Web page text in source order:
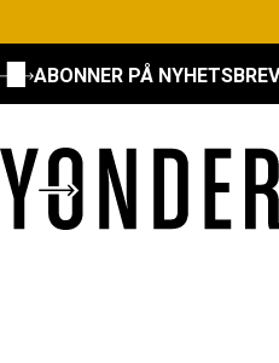
ABONNER PÅ NYHETSBREV